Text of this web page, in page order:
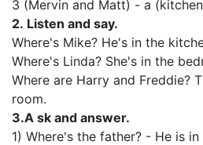
3 (Mervin and Matt) - a
2. Listen and say.
Where's Mike? He's in the
Where's Linda? She's in the
Where are Harry and Freddie?
room.
3.A sk and answer.
1) Where's the father? - He is